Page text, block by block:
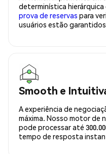
determinística
prova de reservas para
usuários estão
Smooth e
A experiência de
máxima. Nosso motor de
pode processar até
tempo de resposta